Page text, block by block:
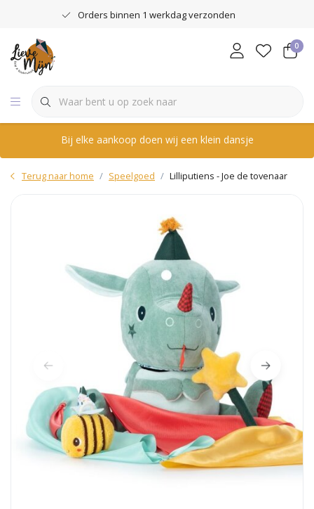
Orders binnen 1 werkdag verzonden
0
Bij elke aankoop doen wij een klein dansje
Terug naar home Speelgoed Lilliputiens - Joe de tovenaar